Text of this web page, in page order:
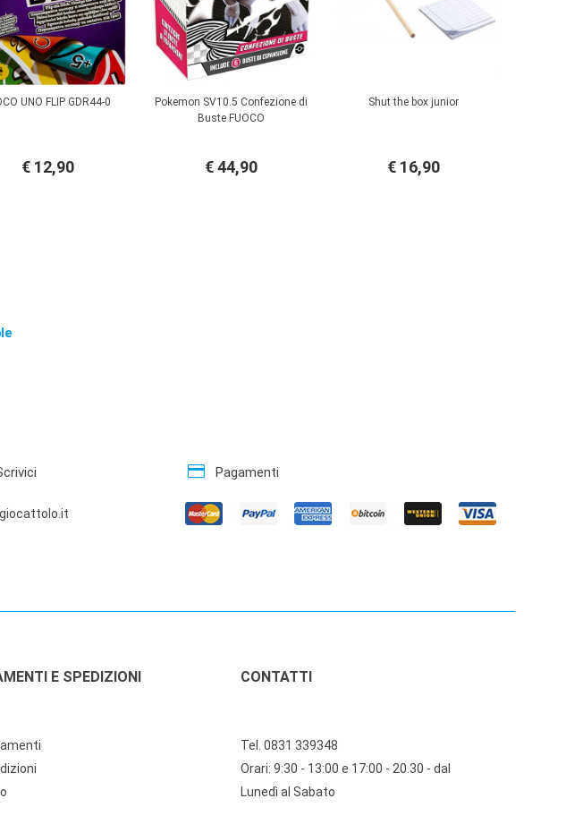
UNO FLIP GDR44-0
€ 12,90
Pokemon SV10.5 Confezione di
Buste FUOCO
€ 44,90
Shut the box junior
€ 16,90
credit_card Pagamenti
E SPEDIZIONI CONTATTI
Tel. 0831 339348
Orari: 9:30 - 13:00 e 17:00 - 20.30 - dal
Lunedì al Sabato